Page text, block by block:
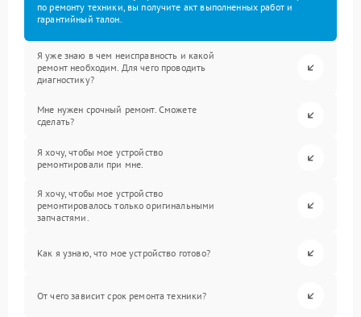
по ремонту техники, вы получите акт выполненных работ и
гарантийный талон.
Я уже знаю в чем неисправность и какой
ремонт необходим. Для чего проводить
диагностику?
Мне нужен срочный ремонт. Сможете
сделать?
Я хочу, чтобы мое устройство
ремонтировали при мне.
Я хочу, чтобы мое устройство
ремонтировалось только оригинальными
запчастями.
Как я узнаю, что мое устройство готово?
От чего зависит срок ремонта техники?